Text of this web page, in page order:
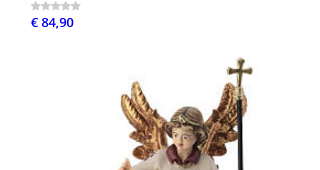
€ 84,90